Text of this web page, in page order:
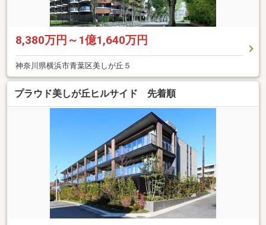
8,380万円～1億1,640万円
神奈川県横浜市青葉区美しが丘５
プラウド美しが丘ヒルサイド 先着順